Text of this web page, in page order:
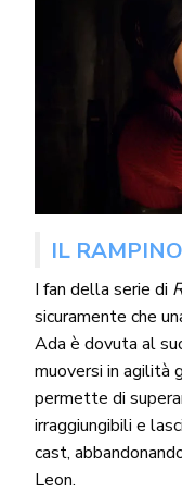
IL
I fan della serie di
sicuramente che
Ada è dovuta al
muoversi in agilità
permette di
irraggiungibili e
cast,
Leon.